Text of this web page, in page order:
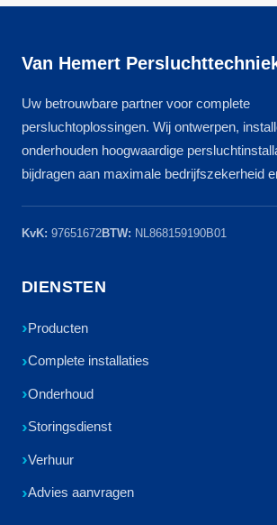
Van Hemert
Uw betrouwbare partner voor complete
persluchtoplossingen. Wij ontwerpen,
onderhouden hoogwaardige
bijdragen aan maximale bedrijfszekerheid
KvK: 97651672BTW: NL868159190B01
DIENSTEN
Producten
Complete installaties
Onderhoud
Storingsdienst
Verhuur
Advies aanvragen